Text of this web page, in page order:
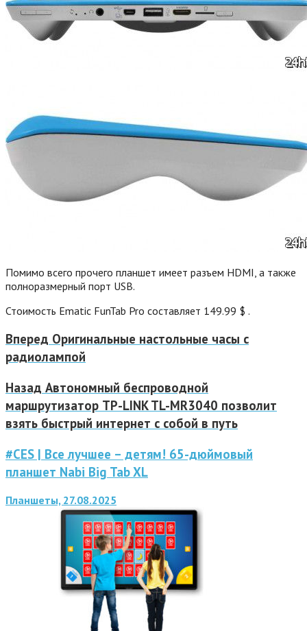
Помимо всего прочего планшет имеет разъем HDMI, а также
полноразмерный порт USB.
Стоимость Ematic FunTab Pro составляет 149.99 $ .
Вперед Оригинальные настольные часы с
радиолампой
Назад Автономный беспроводной
маршрутизатор TP-LINK TL-MR3040 позволит
взять быстрый интернет с собой в путь
#CES | Все лучшее – детям! 65-дюймовый
планшет Nabi Big Tab XL
Планшеты, 27.08.2025